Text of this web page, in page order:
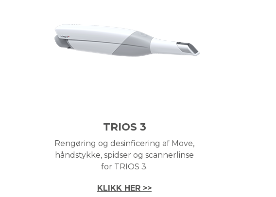
TRIOS 3
Rengøring og desinficering af Move,
håndstykke, spidser og scannerlinse
for TRIOS 3.
KLIKK HER >>